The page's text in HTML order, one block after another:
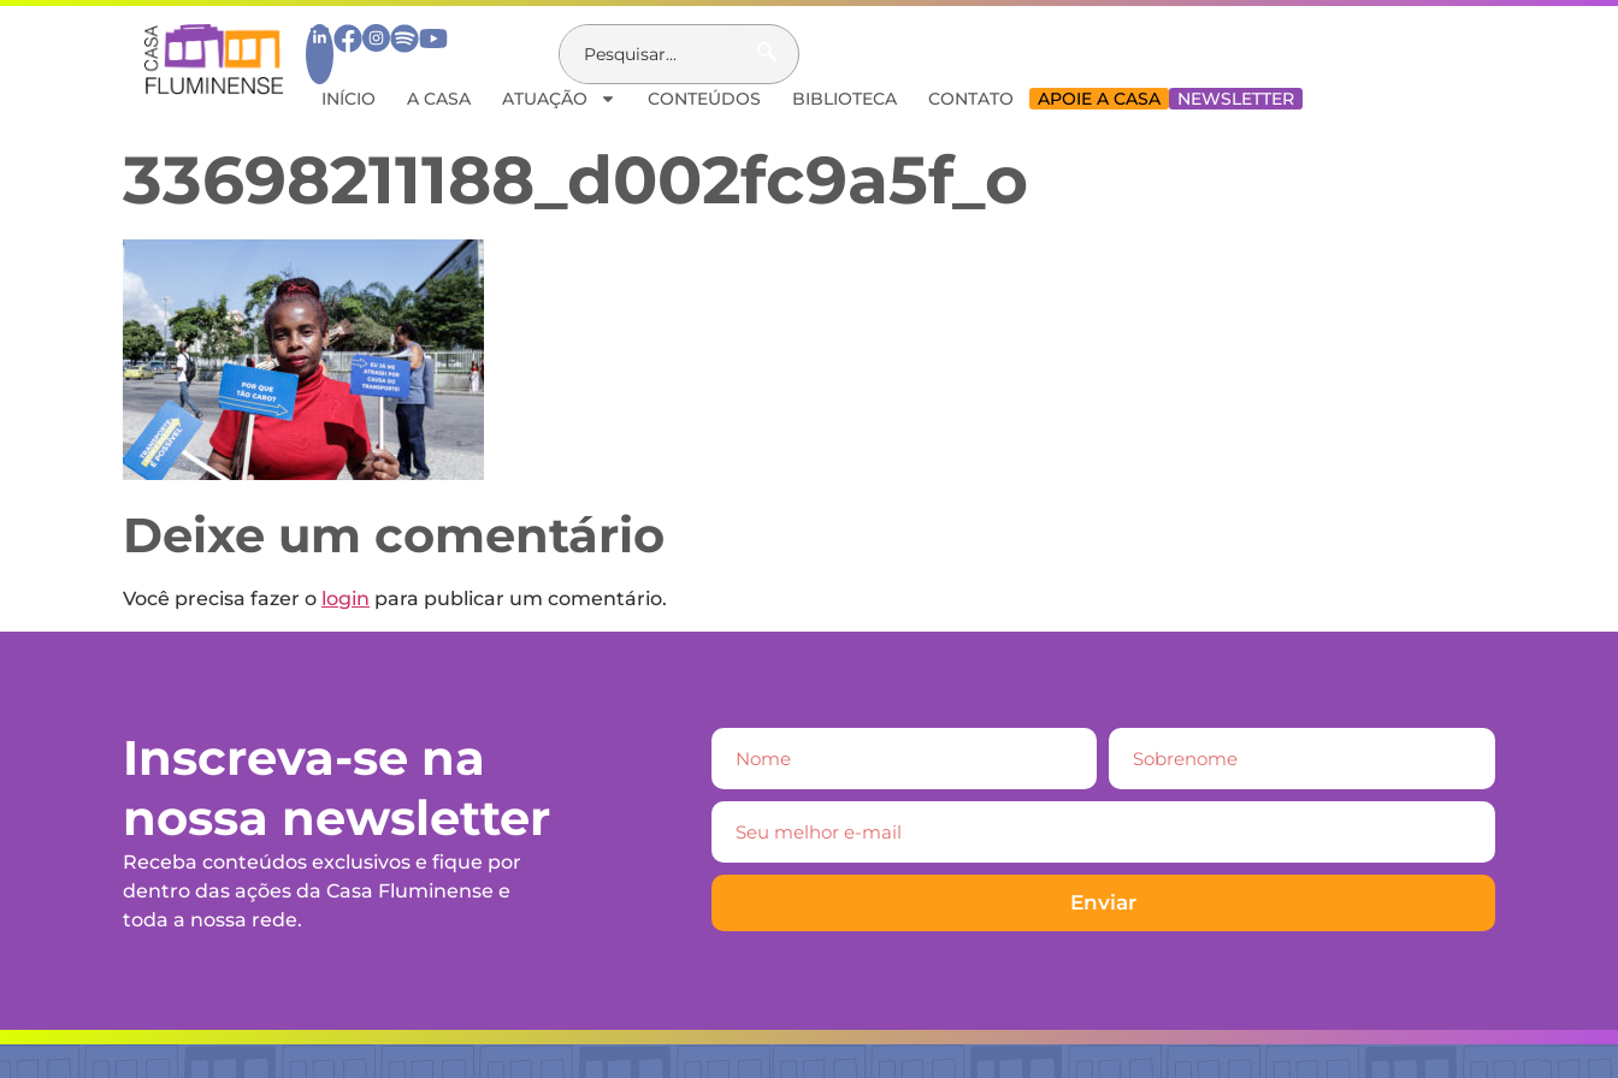
INÍCIO A CASA ATUAÇÃO CONTEÚDOS BIBLIOTECA CONTATO APOIE A CASA NEWSLETTER
33698211188_d002fc9a5f_o
Deixe um comentário
Você precisa fazer o login para publicar um comentário.
Inscreva-se na
nossa newsletter
Receba conteúdos exclusivos e fique por
dentro das ações da Casa Fluminense e
toda a nossa rede.
Enviar